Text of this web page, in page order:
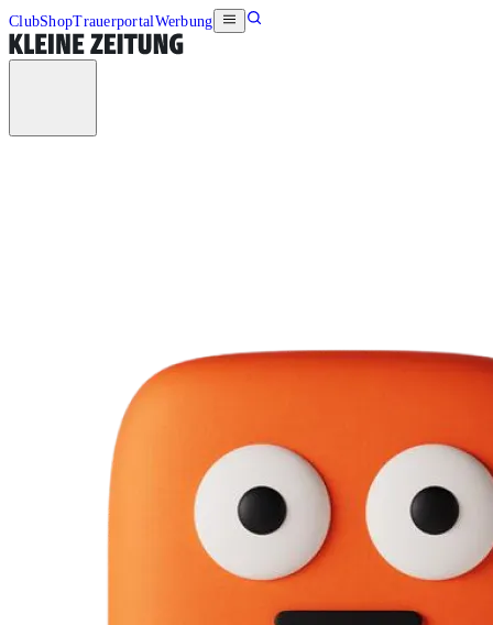
ClubShopTrauerportalWerbung